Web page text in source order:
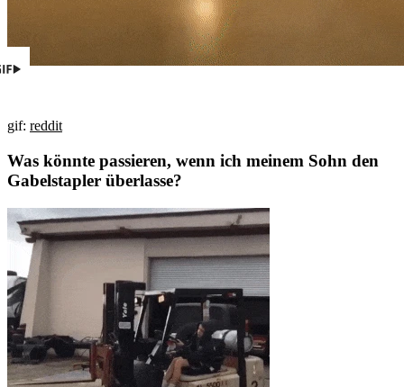
gif: reddit
Was könnte passieren, wenn ich meinem Sohn den
Gabelstapler überlasse?